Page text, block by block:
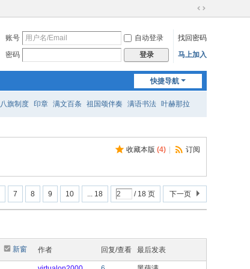
切
到
宽
账号 自动登录
找回密码
密码
登录 马上加入
快捷导航
八旗制度 印章 满文百条 祖国颂伴奏 满语书法 叶赫那拉
收藏本版 (4) 订阅
7 8 9 10 ... 18 / 18 页 下一页
新窗 作者 回复/查看 最后发表